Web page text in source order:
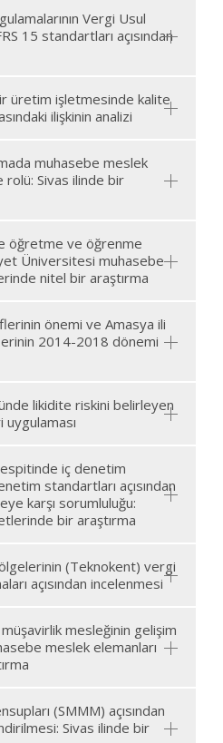
Vergi Usul
15 standartları açısından
üretim işletmesinde kalite
ilişkinin analizi
muhasebe meslek
rolü: Sivas ilinde bir
öğretme ve öğrenme
Üniversitesi muhasebe
nitel bir araştırma
önemi ve Amasya ili
2014-2018 dönemi
likidite riskini belirleyen
iç denetim
standartları açısından
karşı sorumluluğu:
bir araştırma
(Teknokent) vergi
açısından incelenmesi
mesleğinin gelişim
meslek elemanları
(SMMM) açısından
Sivas ilinde bir